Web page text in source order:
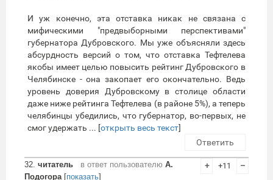
И уж конечно, эта отставка никак не связана с
мифическими "предвыборными перспективами"
губернатора Дубровского. Мы уже объясняли здесь
абсурдность версий о том, что отставка Тефтелева
якобы имеет целью повысить рейтинг Дубровского в
Челябинске - она закопает его окончательно. Ведь
уровень доверия Дубровскому в столице области
даже ниже рейтинга Тефтелева (в районе 5%), а теперь
челябинцы убедились, что губернатор, во-первых, не
смог удержать ... [открыть весь текст]
Ответить
32. читатель в ответ пользователю А.
Подогора[показать]
+ +11 –